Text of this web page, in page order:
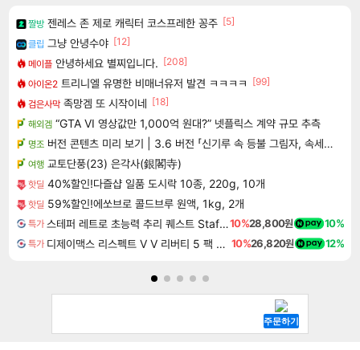
짤방 젠레스 존 제로 캐릭터 코스프레한 꽁주 [5]
클립 그냥 안녕수야 [12]
메이플 안녕하세요 별찌입니다. [208]
아이온2 트리니엘 유명한 비매너유저 발견 ㅋㅋㅋㅋ
[99]
검은사막 족망겜 또 시작이네 [18]
해외겜 “GTA VI 영상값만 1,000억 원대?” 넷플릭스 계약 규모 추측
명조 버전 콘텐츠 미리 보기 | 3.6 버전 「신기루 속 등불 그림자, 속세에 깃든 검의 결심」이 8월 20일에 업데이트됩니다!
여행 교토단풍(23) 은각사(銀閣寺)
핫딜 40%할인!다즐샵 일품 도시락 10종, 220g, 10개
핫딜 59%할인!에쏘브로 콜드브루 원액, 1kg, 2개
특가 스테퍼 레트로 초능력 추리 퀘스트 Staffer Retro A Supernatural Mystery Quest10%28,800원 10%
특가 디제이맥스 리스펙트 V V 리버티 5 팩 DJMAX RESPECT V V Liberty 5 Pack DLC 10%26,820원 12%